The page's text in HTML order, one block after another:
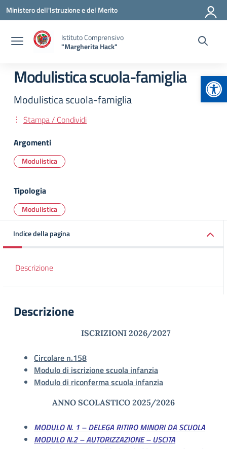
Vai ai contenuti
Vai al menu di navigazione
Vai al footer
Ministero dell'Istruzione e del Merito
Istituto Comprensivo
"Margherita Hack"
Modulistica scuola-famiglia
Modulistica scuola-famiglia
Stampa / Condividi
Argomenti
Modulistica
Tipologia
Modulistica
Indice della pagina
Descrizione
Descrizione
ISCRIZIONI 2026/2027
Circolare n.158
Modulo di iscrizione scuola infanzia
Modulo di riconferma scuola infanzia
ANNO SCOLASTICO 2025/2026
MODULO N. 1 – DELEGA RITIRO MINORI DA SCUOLA
MODULO N.2 – AUTORIZZAZIONE – USCITA